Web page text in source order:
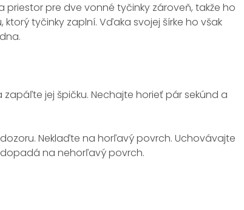
pre dve vonné tyčinky zároveň, takže ho
tyčinky zaplní. Vďaka svojej šírke ho však
jej špičku. Nechajte horieť pár sekúnd a
Neklaďte na horľavý povrch. Uchovávajte
na nehorľavý povrch.